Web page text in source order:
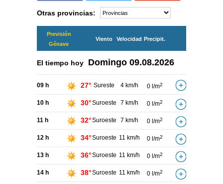
Otras provincias:
Previsión
Génave
Viento Velocidad Precipit.
El tiempo hoy Domingo 09.08.2026
09 h 27° Sureste 4 km/h 0 l/m2
10 h 30°Suroeste 7 km/h 0 l/m2
11 h 32°Suroeste 7 km/h 0 l/m2
12 h 34°Suroeste 11 km/h 0 l/m2
13 h 36°Suroeste 11 km/h 0 l/m2
14 h 38°Suroeste 11 km/h 0 l/m2